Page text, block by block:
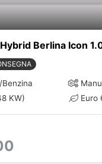
Berlina Icon
KW)
Euro